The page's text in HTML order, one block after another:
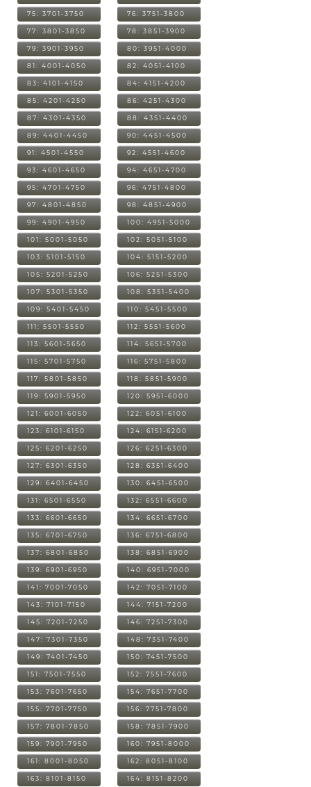
75: 3701-3750 76: 3751-3800
77: 3801-3850 78: 3851-3900
79: 3901-3950 80: 3951-4000
81: 4001-4050 82: 4051-4100
83: 4101-4150 84: 4151-4200
85: 4201-4250 86: 4251-4300
87: 4301-4350 88: 4351-4400
89: 4401-4450 90: 4451-4500
91: 4501-4550 92: 4551-4600
93: 4601-4650 94: 4651-4700
95: 4701-4750 96: 4751-4800
97: 4801-4850 98: 4851-4900
99: 4901-4950 100: 4951-5000
101: 5001-5050 102: 5051-5100
103: 5101-5150 104: 5151-5200
105: 5201-5250 106: 5251-5300
107: 5301-5350 108: 5351-5400
109: 5401-5450 110: 5451-5500
111: 5501-5550 112: 5551-5600
113: 5601-5650 114: 5651-5700
115: 5701-5750 116: 5751-5800
117: 5801-5850 118: 5851-5900
119: 5901-5950 120: 5951-6000
121: 6001-6050 122: 6051-6100
123: 6101-6150 124: 6151-6200
125: 6201-6250 126: 6251-6300
127: 6301-6350 128: 6351-6400
129: 6401-6450 130: 6451-6500
131: 6501-6550 132: 6551-6600
133: 6601-6650 134: 6651-6700
135: 6701-6750 136: 6751-6800
137: 6801-6850 138: 6851-6900
139: 6901-6950 140: 6951-7000
141: 7001-7050 142: 7051-7100
143: 7101-7150 144: 7151-7200
145: 7201-7250 146: 7251-7300
147: 7301-7350 148: 7351-7400
149: 7401-7450 150: 7451-7500
151: 7501-7550 152: 7551-7600
153: 7601-7650 154: 7651-7700
155: 7701-7750 156: 7751-7800
157: 7801-7850 158: 7851-7900
159: 7901-7950 160: 7951-8000
161: 8001-8050 162: 8051-8100
163: 8101-8150 164: 8151-8200